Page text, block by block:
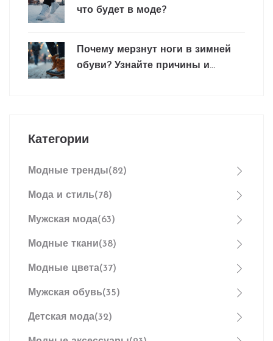
что будет в моде?
Почему мерзнут ноги в зимней
обуви? Узнайте причины и
Категории
Модные тренды(82)
Мода и стиль(78)
Мужская мода(63)
Модные ткани(38)
Модные цвета(37)
Мужская обувь(35)
Детская мода(32)